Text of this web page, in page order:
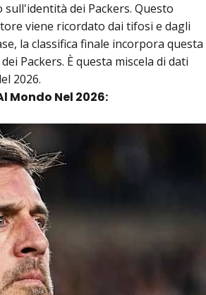
dei Packers. Questo
viene ricordato dai tifosi e dagli
la classifica finale incorpora questa
Packers. È questa miscela di dati
2026.
Mondo Nel 2026: